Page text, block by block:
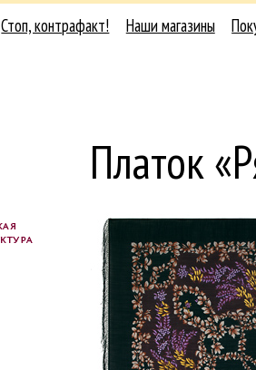
Стоп, контрафакт! Наши магазины
Платок